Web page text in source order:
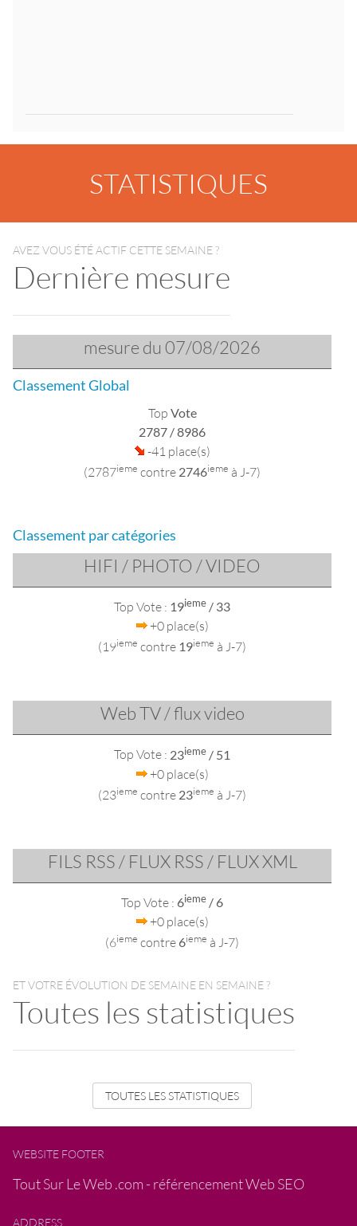
STATISTIQUES
AVEZ VOUS ÉTÉ ACTIF CETTE SEMAINE ?
Dernière mesure
mesure du 07/08/2026
Classement Global
Top Vote
2787 / 8986
-41 place(s)
(2787ieme contre 2746ieme à J-7)
Classement par catégories
HIFI / PHOTO / VIDEO
Top Vote : 19ieme / 33
+0 place(s)
(19ieme contre 19ieme à J-7)
Web TV / flux video
Top Vote : 23ieme / 51
+0 place(s)
(23ieme contre 23ieme à J-7)
FILS RSS / FLUX RSS / FLUX XML
Top Vote : 6ieme / 6
+0 place(s)
(6ieme contre 6ieme à J-7)
ET VOTRE ÉVOLUTION DE SEMAINE EN SEMAINE ?
Toutes les statistiques
TOUTES LES STATISTIQUES
WEBSITE FOOTER
Tout Sur Le Web .com - référencement Web SEO
ADDRESS